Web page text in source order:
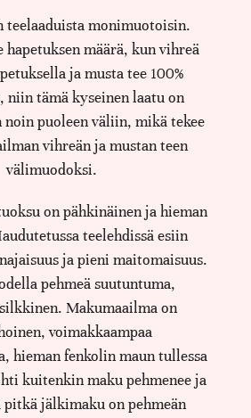
teelaaduista monimuotoisin.
hapetuksen määrä, kun vihreä
ja musta tee 100%
niin tämä kyseinen laatu on
puoleen väliin, mikä tekee
vihreän ja mustan teen
välimuodoksi.
on pähkinäinen ja hieman
teelehdissä esiin
ja pieni maitomaisuus.
pehmeä suutuntuma,
Makumaailma on
voimakkaampaa
hieman fenkolin maun tullessa
kuitenkin maku pehmenee ja
pitkä jälkimaku on pehmeän